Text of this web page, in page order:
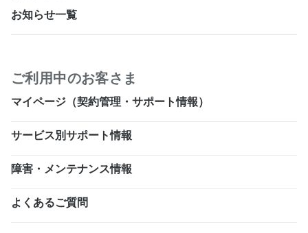
お知らせ一覧
ご利用中のお客さま
マイページ（契約管理・サポート情報）
サービス別サポート情報
障害・メンテナンス情報
よくあるご質問